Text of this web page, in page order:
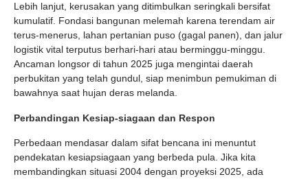
Lebih lanjut, kerusakan yang ditimbulkan seringkali bersifat
kumulatif. Fondasi bangunan melemah karena terendam air
terus-menerus, lahan pertanian puso (gagal panen), dan jalur
logistik vital terputus berhari-hari atau berminggu-minggu.
Ancaman longsor di tahun 2025 juga mengintai daerah
perbukitan yang telah gundul, siap menimbun pemukiman di
bawahnya saat hujan deras melanda.
Perbandingan Kesiap-siagaan dan Respon
Perbedaan mendasar dalam sifat bencana ini menuntut
pendekatan kesiapsiagaan yang berbeda pula. Jika kita
membandingkan situasi 2004 dengan proyeksi 2025, ada